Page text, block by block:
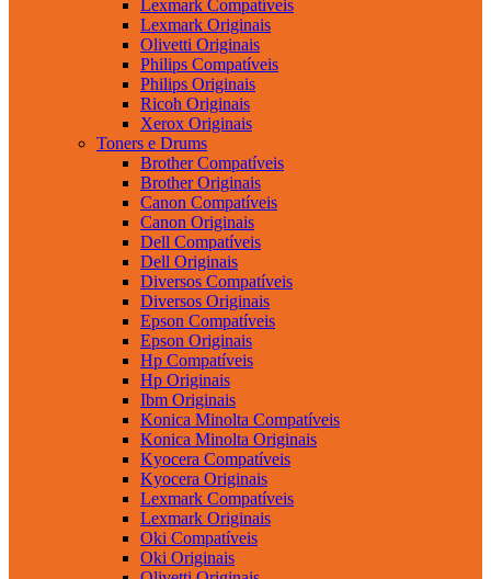
Lexmark Compatíveis
Lexmark Originais
Olivetti Originais
Philips Compatíveis
Philips Originais
Ricoh Originais
Xerox Originais
Toners e Drums
Brother Compatíveis
Brother Originais
Canon Compatíveis
Canon Originais
Dell Compatíveis
Dell Originais
Diversos Compatíveis
Diversos Originais
Epson Compatíveis
Epson Originais
Hp Compatíveis
Hp Originais
Ibm Originais
Konica Minolta Compatíveis
Konica Minolta Originais
Kyocera Compatíveis
Kyocera Originais
Lexmark Compatíveis
Lexmark Originais
Oki Compatíveis
Oki Originais